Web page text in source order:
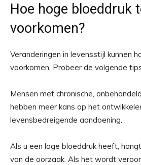
Hoe hoge bloeddruk
voorkomen?
Veranderingen in levensstijl kunnen
voorkomen. Probeer de volgende
Mensen met chronische,
hebben meer kans op het
levensbedreigende aandoening.
Als u een lage bloeddruk heeft,
van de oorzaak. Als het wordt